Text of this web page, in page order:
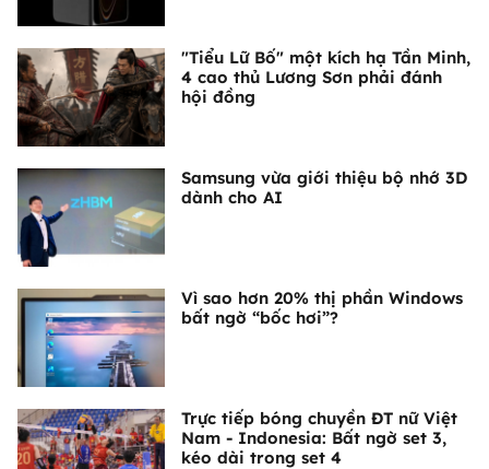
"Tiểu Lữ Bố" một kích hạ Tần Minh,
4 cao thủ Lương Sơn phải đánh
hội đồng
Samsung vừa giới thiệu bộ nhớ 3D
dành cho AI
Vì sao hơn 20% thị phần Windows
bất ngờ “bốc hơi”?
Trực tiếp bóng chuyền ĐT nữ Việt
Nam - Indonesia: Bất ngờ set 3,
kéo dài trong set 4